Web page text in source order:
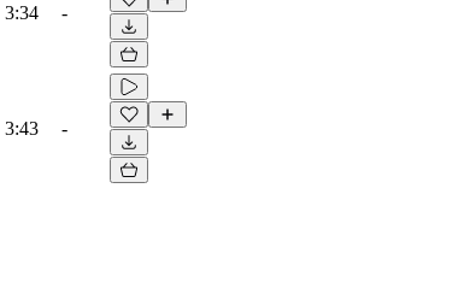
3:34 -
3:43 -